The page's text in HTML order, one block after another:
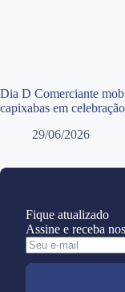
Dia D Comerciante
capixabas em
29/06/2026
Fique atualizado
Assine e receba